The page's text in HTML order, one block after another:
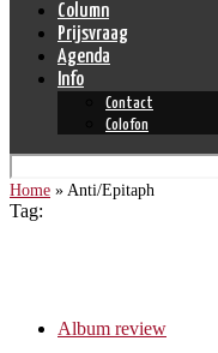
Column
Prijsvraag
Agenda
Info
Contact
Colofon
Home » Anti/Epitaph
Tag:
Album review